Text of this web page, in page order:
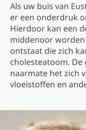
Als uw buis van
er een onderdruk
Hierdoor kan een
middenoor
ontstaat die zich
cholesteatoom.
naarmate het zich
vloeistoffen en